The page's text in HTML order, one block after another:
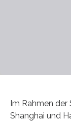
Im Rahmen
Shanghai und